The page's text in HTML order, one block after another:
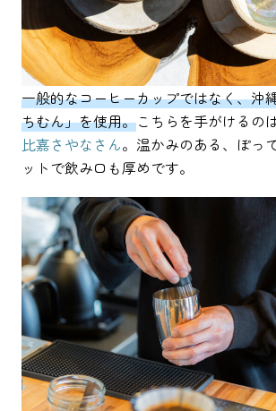
一般的なコーヒーカップではなく、沖
ちむん」を使用。こちらを手がけるの
比嘉さやなさん。温かみのある、ぽっ
ットで飲み口も厚めです。